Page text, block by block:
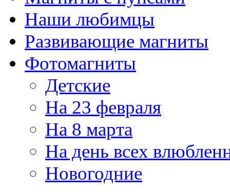
Наши любимцы
Развивающие магниты
Фотомагниты
Детские
На 23 февраля
На 8 марта
На день всех
Новогодние